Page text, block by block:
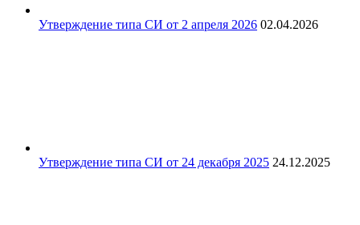
Утверждение типа СИ от 2 апреля 2026 02.04.2026
Утверждение типа СИ от 24 декабря 2025 24.12.2025